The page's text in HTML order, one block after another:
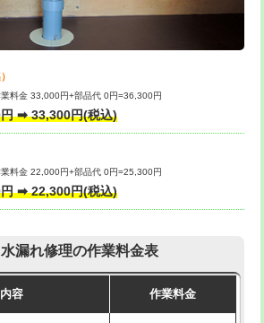
水管工事/3ｍ超
埋め戻し作業）
未満）
上）
厚さ10㎝まで）
㎝超え） 38,500円
など（軽作業）
水処理・清掃・修
など（中作業）
水処理・清掃・修
工など（重作業）
33,000円
）
料金 33,000円+部品代 0円=36,300円
➡ 33,300円(税込)
料金 22,000円+部品代 0円=25,300円
➡ 22,300円(税込)
漏れ修理の作業料金表
容 作業料金